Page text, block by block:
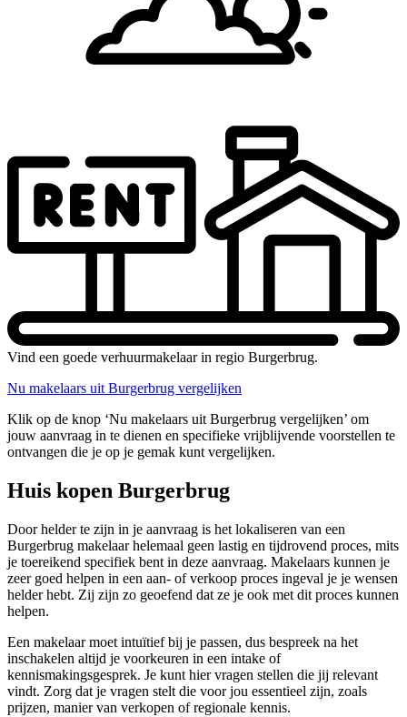
Vind een goede verhuurmakelaar in regio Burgerbrug.
Nu makelaars uit Burgerbrug vergelijken
Klik op de knop ‘Nu makelaars uit Burgerbrug vergelijken’ om
jouw aanvraag in te dienen en specifieke vrijblijvende voorstellen te
ontvangen die je op je gemak kunt vergelijken.
Huis kopen Burgerbrug
Door helder te zijn in je aanvraag is het lokaliseren van een
Burgerbrug makelaar helemaal geen lastig en tijdrovend proces, mits
je toereikend specifiek bent in deze aanvraag. Makelaars kunnen je
zeer goed helpen in een aan- of verkoop proces ingeval je je wensen
helder hebt. Zij zijn zo geoefend dat ze je ook met dit proces kunnen
helpen.
Een makelaar moet intuïtief bij je passen, dus bespreek na het
inschakelen altijd je voorkeuren in een intake of
kennismakingsgesprek. Je kunt hier vragen stellen die jij relevant
vindt. Zorg dat je vragen stelt die voor jou essentieel zijn, zoals
prijzen, manier van verkopen of regionale kennis.